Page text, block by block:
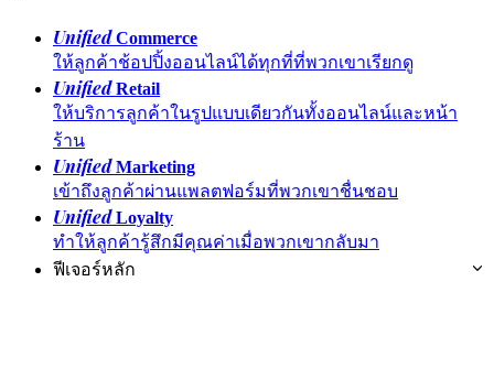
UnifiedCommerce
ให้ลูกค้าช้อปปิ้งออนไลน์ได้ทุกที่ที่พวกเขาเรียกดู
UnifiedRetail
ให้บริการลูกค้าในรูปแบบเดียวกันทั้งออนไลน์และหน้า
ร้าน
UnifiedMarketing
เข้าถึงลูกค้าผ่านแพลตฟอร์มที่พวกเขาชื่นชอบ
UnifiedLoyalty
ทำให้ลูกค้ารู้สึกมีคุณค่าเมื่อพวกเขากลับมา
ฟีเจอร์หลัก